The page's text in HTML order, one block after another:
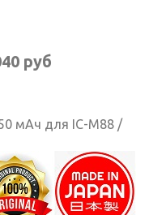
руб
мАч для IC-M88 /